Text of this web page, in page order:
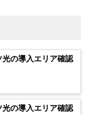
光の導入エリア確認
光の導入エリア確認